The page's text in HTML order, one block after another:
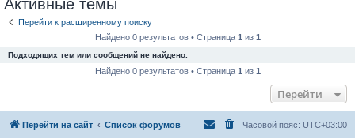
Активные темы
Перейти к расширенному поиску
Найдено 0 результатов • Страница 1 из 1
Подходящих тем или сообщений не найдено.
Найдено 0 результатов • Страница 1 из 1
Перейти
Перейти на сайт Список форумов Часовой пояс: UTC+03:00